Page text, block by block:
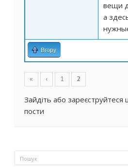
вещи
а
Вгору
Сторінки
« ‹ 1 2
Зайдіть або зареєструйтеся
пости
Пошукова
Пошук